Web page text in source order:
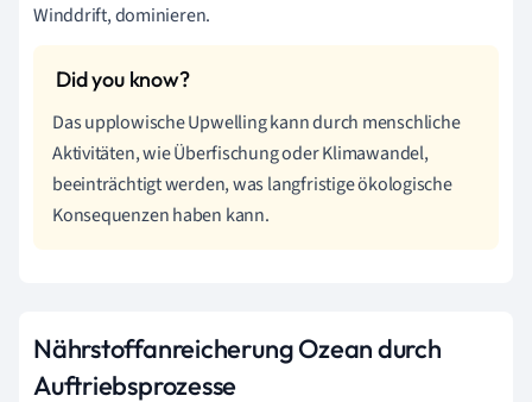
Winddrift, dominieren.
Das upplowische Upwelling kann durch menschliche
Aktivitäten, wie Überfischung oder Klimawandel,
beeinträchtigt werden, was langfristige ökologische
Konsequenzen haben kann.
Nährstoffanreicherung Ozean durch
Auftriebsprozesse